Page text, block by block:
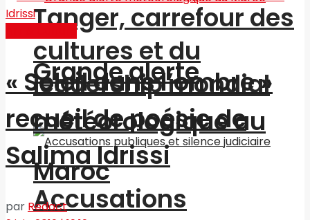
Tanger, carrefour des
cultures et du
leadership mondial
Accusations
Grande alerte
météorologique au
Maroc
« Soleil dans l’ombre »
recueil de poésie de
Salima Idrissi
par Redact